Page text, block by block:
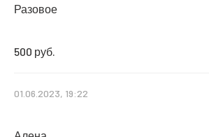
Разовое
500 руб.
01.06.2023, 19:22